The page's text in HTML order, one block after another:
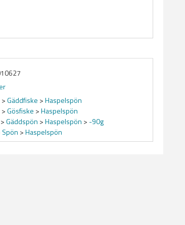
>Gäddfiske >Haspelspön
>Gösfiske >Haspelspön
>Gäddspön >Haspelspön > -90g
Spön >Haspelspön